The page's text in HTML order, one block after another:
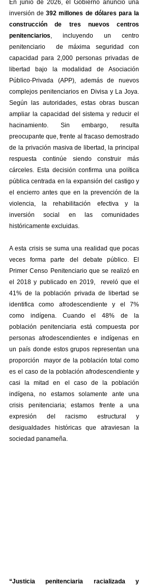
En junio de 2026, el Gobierno anunció una
inversión de 392 millones de dólares para la
construcción de tres nuevos centros
penitenciarios , incluyendo un centro
penitenciario  de máxima seguridad con
capacidad para 2,000 personas privadas de
libertad bajo la modalidad de Asociación
Público-Privada (APP), además de nuevos
complejos penitenciarios en Divisa y La Joya.
Según las autoridades, estas obras buscan
ampliar la capacidad del sistema y reducir el
hacinamiento. Sin embargo, resulta
preocupante que, frente al fracaso demostrado
de la privación masiva de libertad, la principal
respuesta continúe siendo construir más
cárceles. Esta decisión confirma una política
pública centrada en la expansión del castigo y
el encierro antes que en la prevención de la
violencia, la rehabilitación efectiva y la
inversión social en las comunidades
históricamente excluidas.
A esta crisis se suma una realidad que pocas
veces forma parte del debate público. El
Primer Censo Penitenciario que se realizó en
el 2018 y publicado en 2019,  reveló que el
41% de la población privada de libertad se
identifica como afrodescendiente y el 7%
como indígena. Cuando el 48% de la
población penitenciaria está compuesta por
personas afrodescendientes e indígenas en
un país donde estos grupos representan una
proporción  mayor de la población total como
es el caso de la población afrodescendiente y
casi la mitad en el caso de la población
indígena, no estamos solamente ante una
crisis penitenciaria; estamos frente a una
expresión del racismo estructural y
desigualdades históricas que atraviesan la
sociedad panameña.
“Justicia penitenciaria racializada y